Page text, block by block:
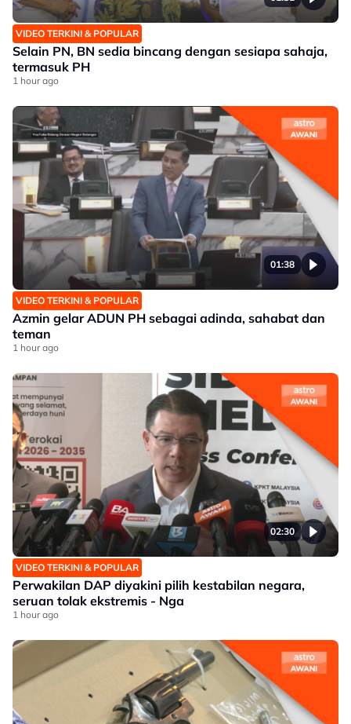
VIDEO TERKINI & POPULAR
Selain PN, BN sedia bincang dengan sesiapa sahaja,
termasuk PH
1 hour ago
01:38
VIDEO TERKINI & POPULAR
Azmin gelar ADUN PH sebagai adinda, sahabat dan
teman
1 hour ago
02:30
VIDEO TERKINI & POPULAR
Perwakilan DAP diyakini pilih kestabilan negara,
seruan tolak ekstremis - Nga
1 hour ago